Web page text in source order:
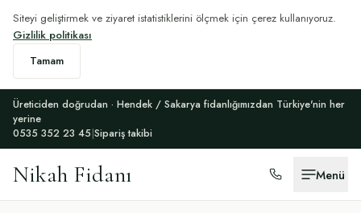
Siteyi geliştirmek ve ziyaret istatistiklerini ölçmek için çerez kullanıyoruz.
Gizlilik politikası
Tamam
Üreticiden doğrudan · Hendek / Sakarya fidanlığımızdan Türkiye'nin her
yerine
0535 352 23 45|Sipariş takibi
Nikah Fidanı Menü